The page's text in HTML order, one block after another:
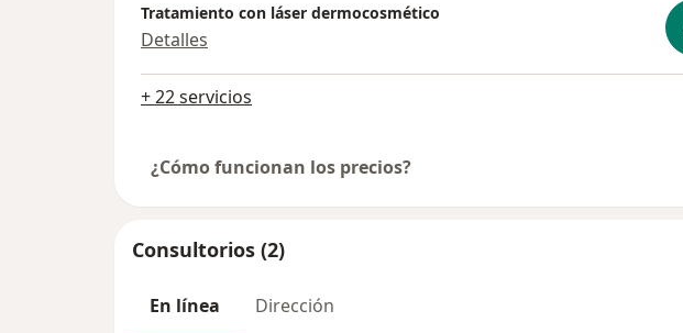
Tratamiento con láser dermocosmético
Detalles
+ 22 servicios
¿Cómo funcionan los precios?
Consultorios (2)
En línea Dirección